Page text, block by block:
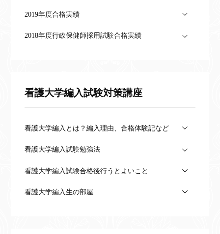
2019年度合格実績
2018年度行政保健師採用試験合格実績
看護大学編入試験対策講座
看護大学編入とは？編入理由、合格体験記など
看護大学編入試験勉強法
看護大学編入試験合格後行うとよいこと
看護大学編入生の部屋